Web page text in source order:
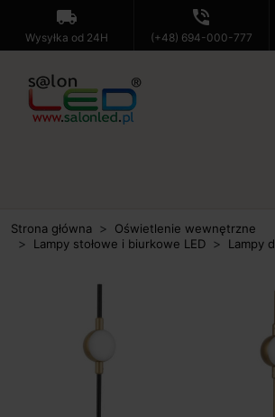
local_shipping
Wysyłka od 24H
phone_in_talk
(+48) 694-000-777
Strona główna
Oświetlenie wewnętrzne
Lampy stołowe i biurkowe LED
Lampy